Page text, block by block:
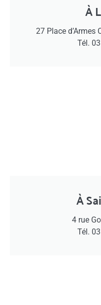
À
27 Place d’Armes
Tél.
À
4 rue
Tél.